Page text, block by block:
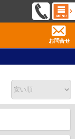
お問合せ